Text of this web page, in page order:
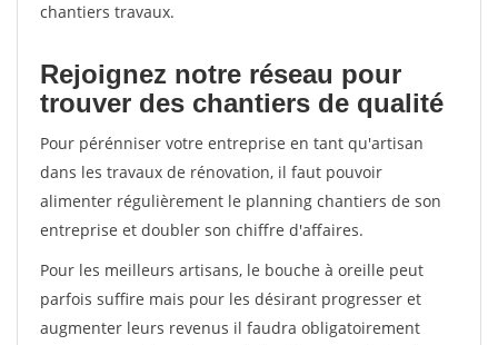
chantiers travaux.
Rejoignez notre réseau pour
trouver des chantiers de qualité
Pour pérénniser votre entreprise en tant qu'artisan
dans les travaux de rénovation, il faut pouvoir
alimenter régulièrement le planning chantiers de son
entreprise et doubler son chiffre d'affaires.
Pour les meilleurs artisans, le bouche à oreille peut
parfois suffire mais pour les désirant progresser et
augmenter leurs revenus il faudra obligatoirement